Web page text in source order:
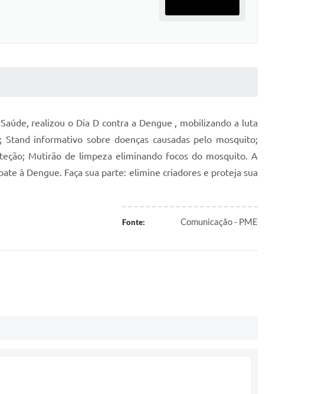
realizou o Dia D contra a Dengue , mobilizando a luta
informativo sobre doenças causadas pelo mosquito;
Mutirão de limpeza eliminando focos do mosquito. A
à Dengue. Faça sua parte: elimine criadores e proteja sua
Fonte: Comunicação - PME